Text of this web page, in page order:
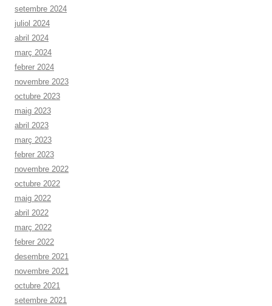
setembre 2024
juliol 2024
abril 2024
març 2024
febrer 2024
novembre 2023
octubre 2023
maig 2023
abril 2023
març 2023
febrer 2023
novembre 2022
octubre 2022
maig 2022
abril 2022
març 2022
febrer 2022
desembre 2021
novembre 2021
octubre 2021
setembre 2021